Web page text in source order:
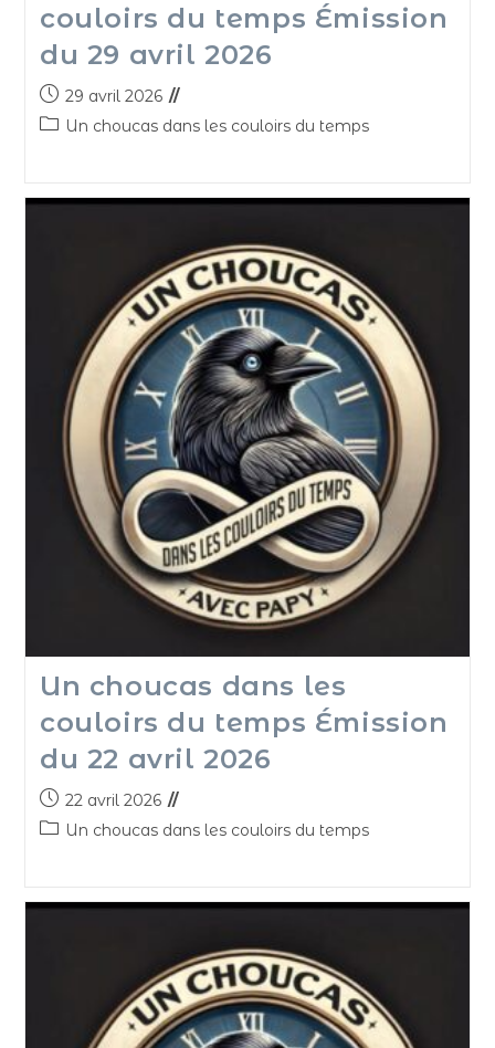
couloirs du temps Émission
du 29 avril 2026
29 avril 2026
Un choucas dans les couloirs du temps
Un choucas dans les
couloirs du temps Émission
du 22 avril 2026
22 avril 2026
Un choucas dans les couloirs du temps